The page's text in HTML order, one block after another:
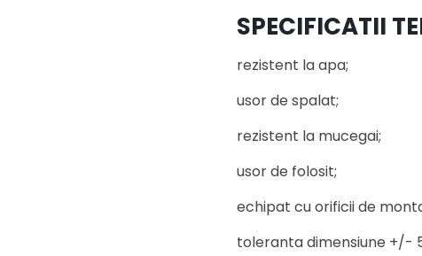
SPECIFICATII
rezistent la apa;
usor de spalat;
rezistent la mucegai;
usor de folosit;
echipat cu orificii de
toleranta dimensiune +/-